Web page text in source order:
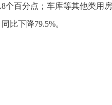
个百分点；车库等其他类用
比下降79.5%。